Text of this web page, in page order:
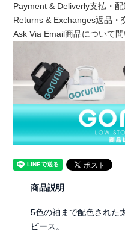
Payment & Deliverly支払・配
Returns & Exchanges返品・
Ask Via Email商品について
商品説明
5色の袖まで配色された
ピース。